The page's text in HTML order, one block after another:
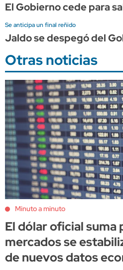
El Gobierno cede para
Se anticipa un final reñido
Jaldo se despegó del
Otras noticias
Minuto a minuto
El dólar oficial suma
mercados se
de nuevos datos